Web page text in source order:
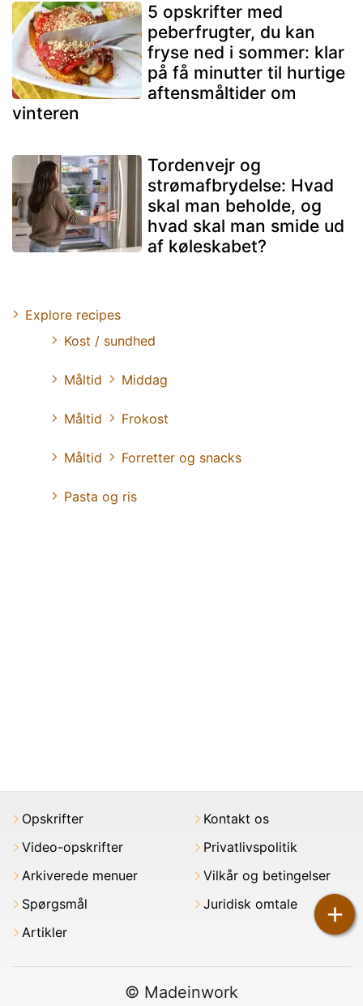
+
5 opskrifter med
peberfrugter, du kan
fryse ned i sommer: klar
på få minutter til hurtige
aftensmåltider om
vinteren
Tordenvejr og
strømafbrydelse: Hvad
skal man beholde, og
hvad skal man smide ud
af køleskabet?
Explore recipes
Kost / sundhed
Måltid Middag
Måltid Frokost
Måltid Forretter og snacks
Pasta og ris
Opskrifter
Video-opskrifter
Arkiverede menuer
Spørgsmål
Artikler
Kontakt os
Privatlivspolitik
Vilkår og betingelser
Juridisk omtale
© Madeinwork